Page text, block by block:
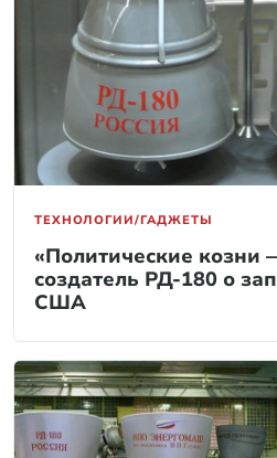
ТЕХНОЛОГИИ/ГАДЖЕТЫ
«Политические козни
создатель РД-180 о
США